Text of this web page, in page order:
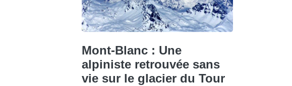
Mont-Blanc : Une
alpiniste retrouvée sans
vie sur le glacier du Tour